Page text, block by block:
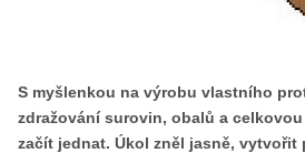
S myšlenkou na výrobu vlastního
zdražování surovin, obalů a
začít jednat. Úkol zněl jasně,